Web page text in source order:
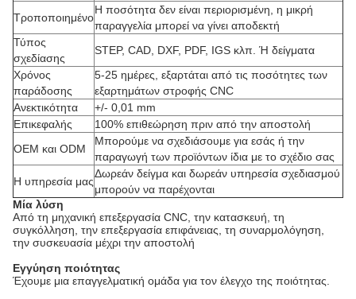
Τροποποιημένο
Η ποσότητα δεν είναι περιορισμένη, η μικρή
παραγγελία μπορεί να γίνει αποδεκτή
Τύπος
σχεδίασης
STEP, CAD, DXF, PDF, IGS κλπ. Ή δείγματα
Χρόνος
παράδοσης
5-25 ημέρες, εξαρτάται από τις ποσότητες των
εξαρτημάτων στροφής CNC
Ανεκτικότητα
+/- 0,01 mm
Επικεφαλής
100% επιθεώρηση πριν από την αποστολή
OEM και ODM
Μπορούμε να σχεδιάσουμε για εσάς ή την
παραγωγή των προϊόντων ίδια με το σχέδιο σας
Η υπηρεσία μας
Δωρεάν δείγμα και δωρεάν υπηρεσία σχεδιασμού
μπορούν να παρέχονται
Μία λύση
Από τη μηχανική επεξεργασία CNC, την κατασκευή, τη
συγκόλληση, την επεξεργασία επιφάνειας, τη συναρμολόγηση,
την συσκευασία μέχρι την αποστολή
Εγγύηση ποιότητας
Έχουμε μια επαγγελματική ομάδα για τον έλεγχο της ποιότητας.